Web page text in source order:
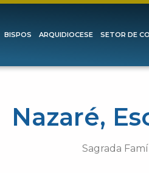
BISPOS ARQUIDIOCESE SETOR DE
Nazaré,
Sagrada